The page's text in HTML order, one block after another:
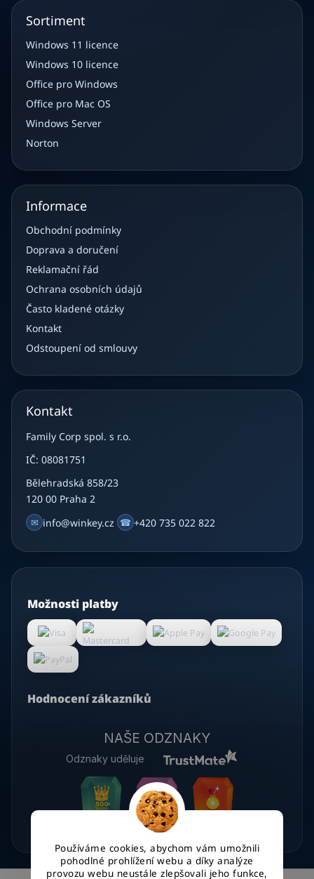
Používáme cookies, abychom vám umožnili
pohodlné prohlížení webu a díky analýze
provozu webu neustále zlepšovali jeho funkce,
Sortiment
Windows 11 licence
Windows 10 licence
Office pro Windows
Office pro Mac OS
Windows Server
Norton
Informace
Obchodní podmínky
Doprava a doručení
Reklamační řád
Ochrana osobních údajů
Často kladené otázky
Kontakt
Odstoupení od smlouvy
Kontakt
Family Corp spol. s r.o.
IČ: 08081751
Bělehradská 858/23
120 00 Praha 2
✉ info@winkey.cz ☎ +420 735 022 822
Možnosti platby
Hodnocení zákazníků
NAŠE ODZNAKY
Odznaky uděluje